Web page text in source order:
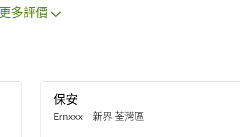
更多評價
保安
Ernxxx 新界 荃灣區